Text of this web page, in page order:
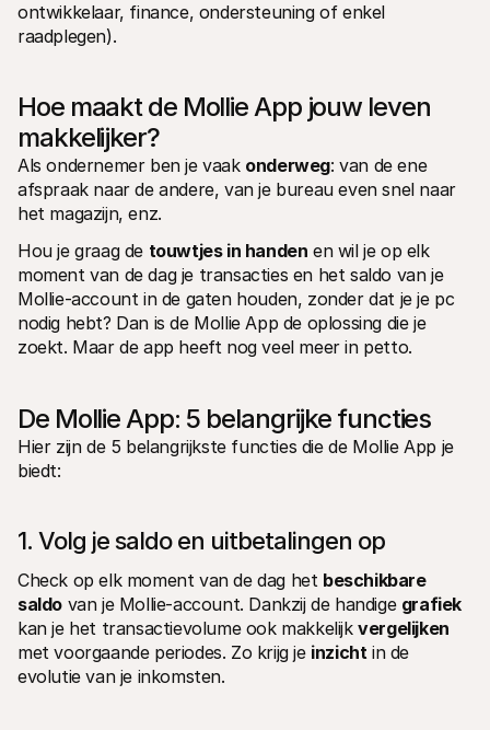
ontwikkelaar, finance, ondersteuning of enkel
raadplegen).
Hoe maakt de Mollie App jouw leven
makkelijker?
Als ondernemer ben je vaak onderweg: van de ene
afspraak naar de andere, van je bureau even snel naar
het magazijn, enz.
Hou je graag de touwtjes in handen en wil je op elk
moment van de dag je transacties en het saldo van je
Mollie-account in de gaten houden, zonder dat je je pc
nodig hebt? Dan is de Mollie App de oplossing die je
zoekt. Maar de app heeft nog veel meer in petto.
De Mollie App: 5 belangrijke functies
Hier zijn de 5 belangrijkste functies die de Mollie App je
biedt:
1. Volg je saldo en uitbetalingen op
Check op elk moment van de dag het beschikbare
saldo van je Mollie-account. Dankzij de handige grafiek
kan je het transactievolume ook makkelijk vergelijken
met voorgaande periodes. Zo krijg je inzicht in de
evolutie van je inkomsten.